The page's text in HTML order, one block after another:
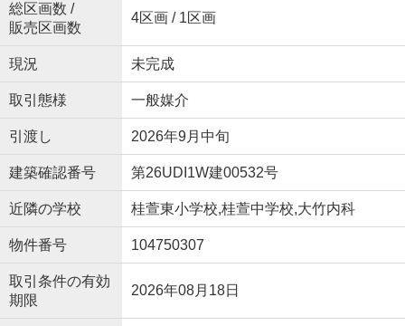
総区画数 /
販売区画数
4区画 / 1区画
現況 未完成
取引態様 一般媒介
引渡し 2026年9月中旬
建築確認番号 第26UDI1W建00532号
近隣の学校 桂萱東小学校,桂萱中学校,大竹内科
物件番号 104750307
取引条件の有効
期限
2026年08月18日